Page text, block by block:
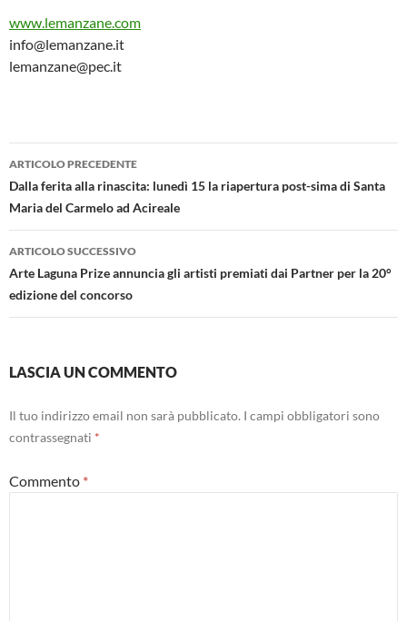
www.lemanzane.com
info@lemanzane.it
lemanzane@pec.it
Navigazione
articolo
ARTICOLO PRECEDENTE
Dalla ferita alla rinascita: lunedì 15 la riapertura post-sima di Santa
Maria del Carmelo ad Acireale
ARTICOLO SUCCESSIVO
Arte Laguna Prize annuncia gli artisti premiati dai Partner per la 20°
edizione del concorso
LASCIA UN COMMENTO
Il tuo indirizzo email non sarà pubblicato. I campi obbligatori sono
contrassegnati *
Commento *